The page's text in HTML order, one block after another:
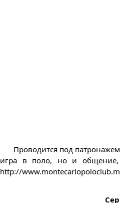
Проводится под
игра в поло, но и общение,
http://